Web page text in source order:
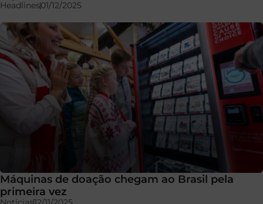
Headlines01/12/2025
Máquinas de doação chegam ao Brasil pela
primeira vez